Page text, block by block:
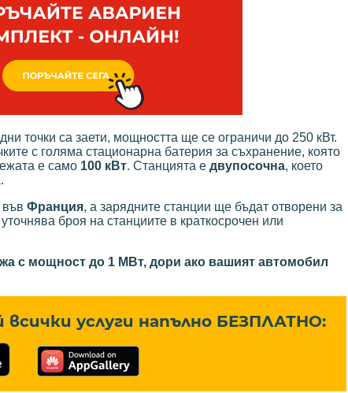
точки са заети, мощността ще се ограничи до 250 кВт.
с голяма стационарна батерия за съхранение, която
е само 100 кВт. Станцията е двупосочна, което
във Франция, а зарядните станции ще бъдат отворени за
броя на станциите в краткосрочен или
с мощност до 1 МВт, дори ако вашият автомобил
услуги напълно БЕЗПЛАТНО: